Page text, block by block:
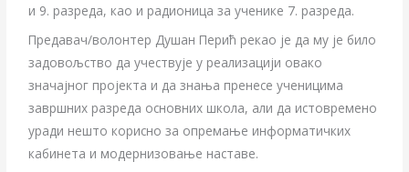
и 9. разреда, као и радионица за ученике 7. разреда.
Предавач/волонтер Душан Перић рекао је да му је било
задовољство да учествује у реализацији овако
значајног пројекта и да знања пренесе ученицима
завршних разреда основних школа, али да истовремено
уради нешто корисно за опремање информатичких
кабинета и модернизовање наставе.